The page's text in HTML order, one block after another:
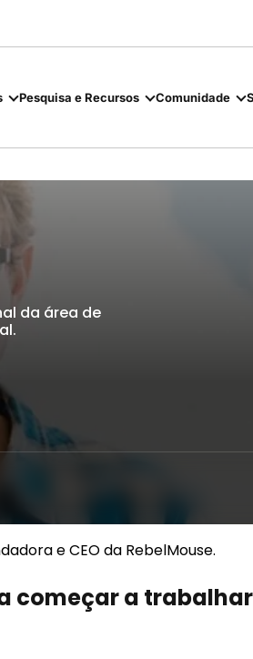
Pesquisa e Recursos Comunidade
da área de
e CEO da RebelMouse.
começar a